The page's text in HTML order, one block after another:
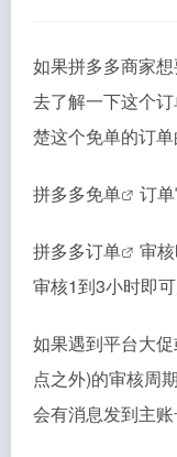
如果拼多多商家
去了解一下这个
楚这个免单的订单
拼多多免单 订
拼多多订单
审
审核1到3小时即可
如果遇到平台大
点之外)的审核周
会有消息发到主账